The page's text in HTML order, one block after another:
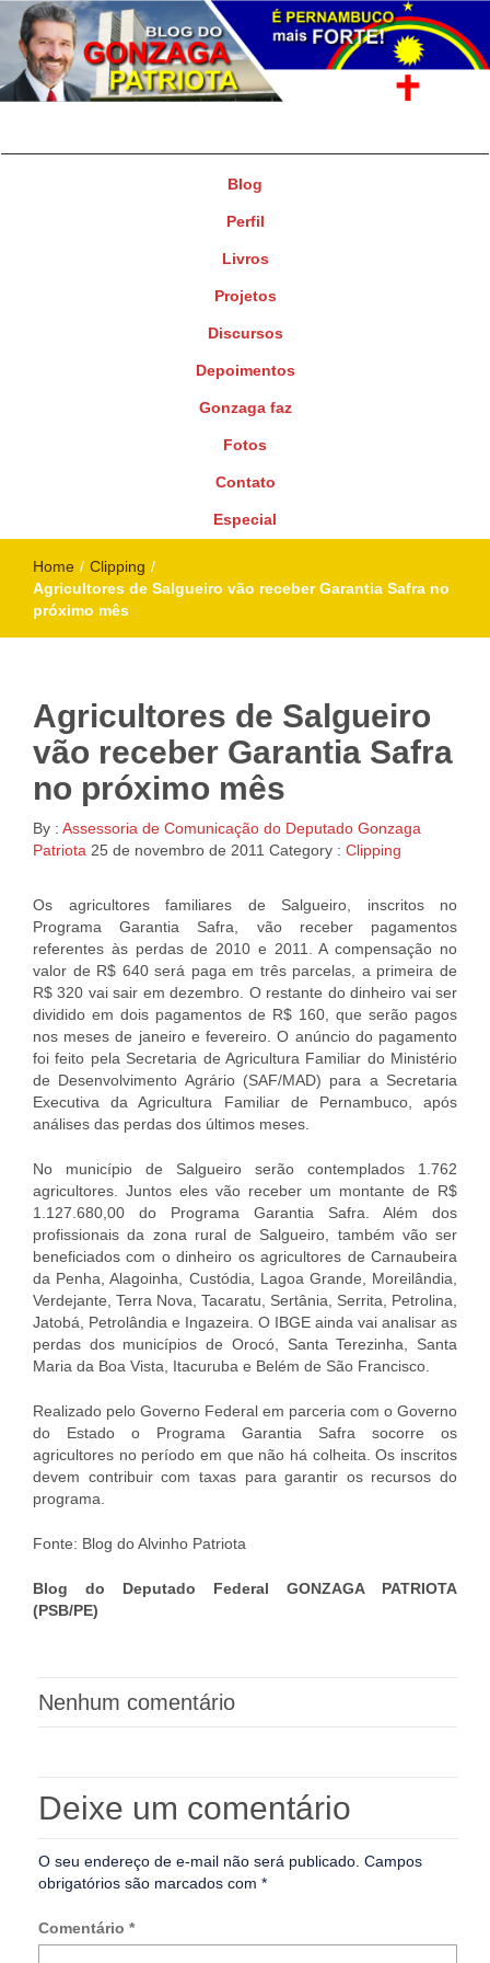
Blog
Perfil
Livros
Projetos
Discursos
Depoimentos
Gonzaga faz
Fotos
Contato
Especial
Home / Clipping /
Agricultores de Salgueiro vão receber Garantia Safra no
próximo mês
Agricultores de Salgueiro
vão receber Garantia Safra
no próximo mês
By : Assessoria de Comunicação do Deputado Gonzaga
Patriota 25 de novembro de 2011 Category : Clipping
Os agricultores familiares de Salgueiro, inscritos no
Programa Garantia Safra, vão receber pagamentos
referentes às perdas de 2010 e 2011. A compensação no
valor de R$ 640 será paga em três parcelas, a primeira de
R$ 320 vai sair em dezembro. O restante do dinheiro vai ser
dividido em dois pagamentos de R$ 160, que serão pagos
nos meses de janeiro e fevereiro. O anúncio do pagamento
foi feito pela Secretaria de Agricultura Familiar do Ministério
de Desenvolvimento Agrário (SAF/MAD) para a Secretaria
Executiva da Agricultura Familiar de Pernambuco, após
análises das perdas dos últimos meses.
No município de Salgueiro serão contemplados 1.762
agricultores. Juntos eles vão receber um montante de R$
1.127.680,00 do Programa Garantia Safra. Além dos
profissionais da zona rural de Salgueiro, também vão ser
beneficiados com o dinheiro os agricultores de Carnaubeira
da Penha, Alagoinha, Custódia, Lagoa Grande, Moreilândia,
Verdejante, Terra Nova, Tacaratu, Sertânia, Serrita, Petrolina,
Jatobá, Petrolândia e Ingazeira. O IBGE ainda vai analisar as
perdas dos municípios de Orocó, Santa Terezinha, Santa
Maria da Boa Vista, Itacuruba e Belém de São Francisco.
Realizado pelo Governo Federal em parceria com o Governo
do Estado o Programa Garantia Safra socorre os
agricultores no período em que não há colheita. Os inscritos
devem contribuir com taxas para garantir os recursos do
programa.
Fonte: Blog do Alvinho Patriota
Blog do Deputado Federal GONZAGA PATRIOTA
(PSB/PE)
Nenhum comentário
Deixe um comentário
O seu endereço de e-mail não será publicado. Campos
obrigatórios são marcados com *
Comentário *